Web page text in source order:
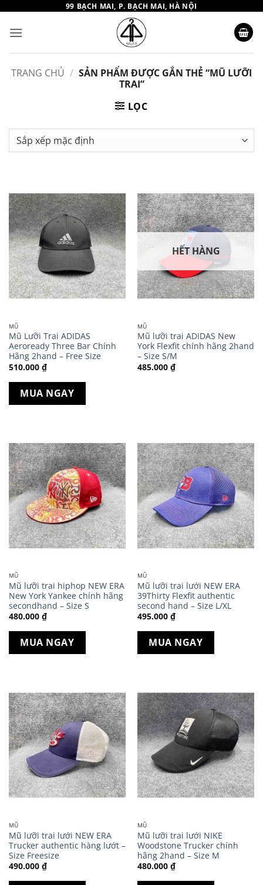
nội
dung
99 BẠCH MAI, P. BẠCH MAI, HÀ NỘI
TRANG CHỦ / SẢN PHẨM ĐƯỢC GẮN THẺ “MŨ LƯỠI
TRAI”
LỌC
MŨ
Mũ Lưỡi Trai ADIDAS
Aeroready Three Bar Chính
Hãng 2hand – Free Size
510.000 ₫
MUA NGAY
HẾT HÀNG
MŨ
Mũ lưỡi trai ADIDAS New
York Flexfit chính hãng 2hand
– Size S/M
485.000 ₫
MŨ
Mũ lưỡi trai hiphop NEW ERA
New York Yankee chính hãng
secondhand – Size S
480.000 ₫
MUA NGAY
MŨ
Mũ lưỡi trai lưới NEW ERA
39Thirty Flexfit authentic
second hand – Size L/XL
495.000 ₫
MUA NGAY
MŨ
Mũ lưỡi trai lưới NEW ERA
Trucker authentic hàng lướt –
Size Freesize
490.000 ₫
MŨ
Mũ lưỡi trai lưới NIKE
Woodstone Trucker chính
hãng 2hand – Size M
480.000 ₫